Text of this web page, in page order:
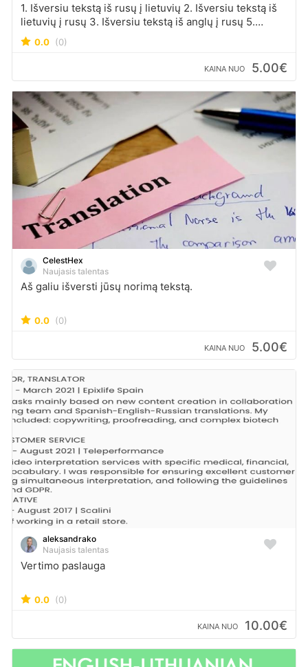
1. Išversiu tekstą iš rusų į lietuvių 2. Išversiu tekstą iš
lietuvių į rusų 3. Išversiu tekstą iš anglų į rusų 5.
Išversiu tekstą iš rusų į anglų 6. Išversiu tekstą iš anglų
į lietuvių 7. Išversiu tekstą iš lietuvių į anglų
Papildomai: • Redaguosiu ir patikrinsiu tekstus •
Atliksiu vertimą natūraliai ir aiškiai • Užduotis atliksiu
kruopščiai ir laiku
0.0 (0)
KAINA NUO 5.00€
CelestHex
Naujasis talentas
Aš galiu išversti jūsų norimą tekstą.
0.0 (0)
KAINA NUO 5.00€
aleksandrako
Naujasis talentas
Vertimo paslauga
0.0 (0)
KAINA NUO 10.00€